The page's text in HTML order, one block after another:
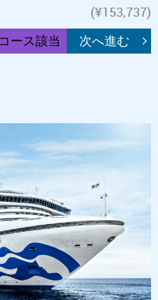
(¥153,737)
ース該当
次へ進む